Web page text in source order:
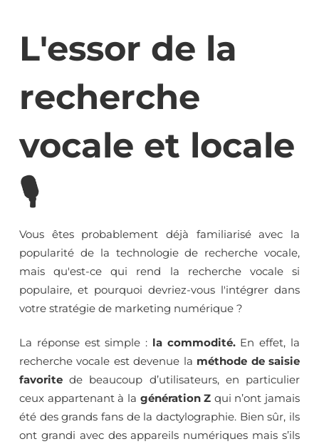
L'essor de la
recherche
vocale et locale
🎙
Vous êtes probablement déjà familiarisé avec la
popularité de la technologie de recherche vocale,
mais qu'est-ce qui rend la recherche vocale si
populaire, et pourquoi devriez-vous l'intégrer dans
votre stratégie de marketing numérique ?
La réponse est simple : la commodité.En effet, la
recherche vocale est devenue la méthode de saisie
favorite de beaucoup d’utilisateurs, en particulier
ceux appartenant à la génération Z qui n’ont jamais
été des grands fans de la dactylographie. Bien sûr, ils
ont grandi avec des appareils numériques mais s’ils